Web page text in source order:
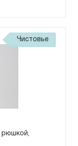
Чистовье
рюшкой,